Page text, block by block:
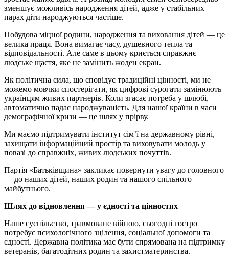
зменшує можливісь народження дітей, адже у стабільних
парах діти народжуються частіше.
Побудова міцної родини, народження та виховання дітей — це
велика праця. Вона вимагає часу, душевного тепла та
відповідальності. Але саме в цьому криється справжнє
людське щастя, яке не замінить жоден екран.
Як політична сила, що сповідує традиційні цінності, ми не
можемо мовчки спостерігати, як цифрові сурогати замінюють
українцям живих партнерів. Коли згасає потреба у шлюбі,
автоматично падає народжуваність. Для нашої країни в часи
демографічної кризи — це шлях у прірву.
Ми маємо підтримувати інститут сім’ї на державному рівні,
захищати інформаційний простір та виховувати молодь у
повазі до справжніх, живих людських почуттів.
Партія «Батьківщина» закликає повернути увагу до головного
— до наших дітей, наших родин та нашого спільного
майбутнього.
Шлях до відновлення — у єдності та цінностях
Наше суспільство, травмоване війною, сьогодні гостро
потребує психологічного зцілення, соціальної допомоги та
єдності. Державна політика має бути спрямована на підтримку
ветеранів, багатодітних родин та захистматеринства.